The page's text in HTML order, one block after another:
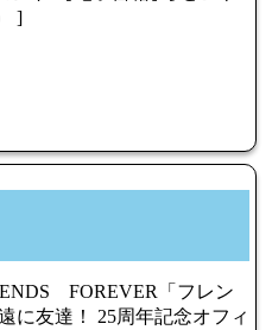
]
FOREVER「フレン
に友達！ 25周年記念オフィ